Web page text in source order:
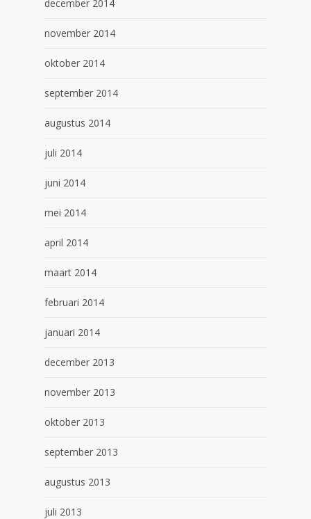
december 2014
november 2014
oktober 2014
september 2014
augustus 2014
juli 2014
juni 2014
mei 2014
april 2014
maart 2014
februari 2014
januari 2014
december 2013
november 2013
oktober 2013
september 2013
augustus 2013
juli 2013